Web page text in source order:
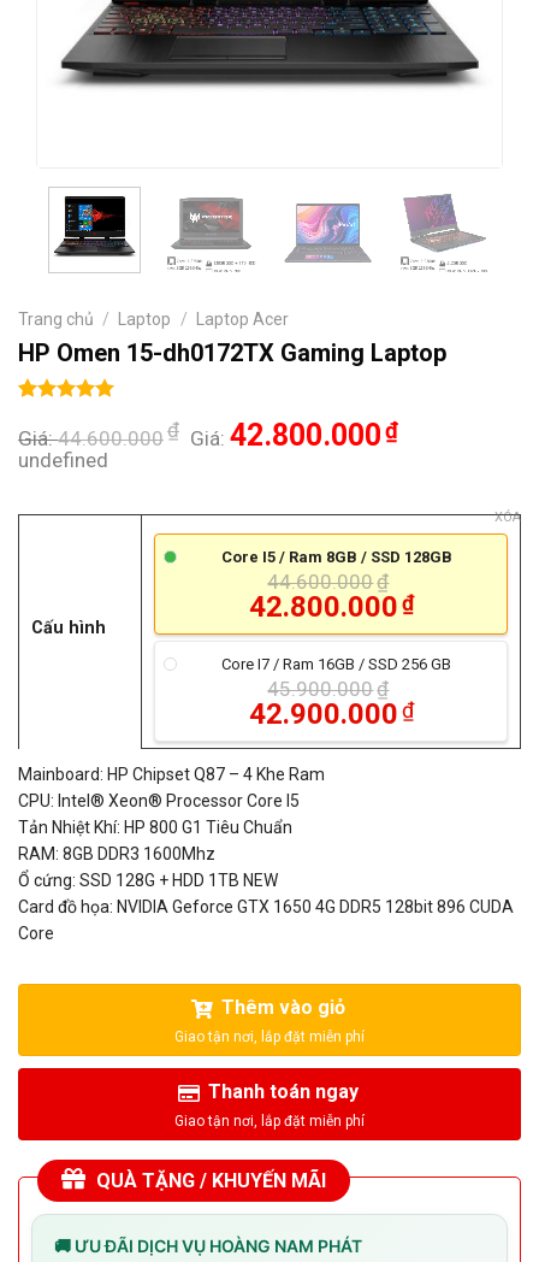
Trang chủ / Laptop / Laptop Acer
HP Omen 15-dh0172TX Gaming Laptop
dựa trên
đánh giá
Giá:44.600.000₫ Giá:42.800.000₫
undefined
Cấu hình
Core I5 / Ram 8GB / SSD 128GB
44.600.000₫
Giá
gốc
là:
44.600.000₫.
42.800.000₫
Giá
hiện
tại
là:
42.800.000₫.
Core I7 / Ram 16GB / SSD 256 GB
45.900.000₫
Giá
gốc
là:
42.900.000₫
Giá
hiện
XÓA
Mainboard: HP Chipset Q87 – 4 Khe Ram
CPU: Intel® Xeon® Processor Core I5
Tản Nhiệt Khí: HP 800 G1 Tiêu Chuẩn
RAM: 8GB DDR3 1600Mhz
Ổ cứng: SSD 128G + HDD 1TB NEW
Card đồ họa: NVIDIA Geforce GTX 1650 4G DDR5 128bit 896 CUDA
Core
Thêm vào giỏ
Thanh toán ngay
QUÀ TẶNG / KHUYẾN MÃI
🚚 ƯU ĐÃI DỊCH VỤ HOÀNG NAM PHÁT